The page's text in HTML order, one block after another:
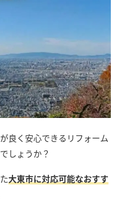
良く安心できるリフォーム
しょうか？
大東市に対応可能なおすす